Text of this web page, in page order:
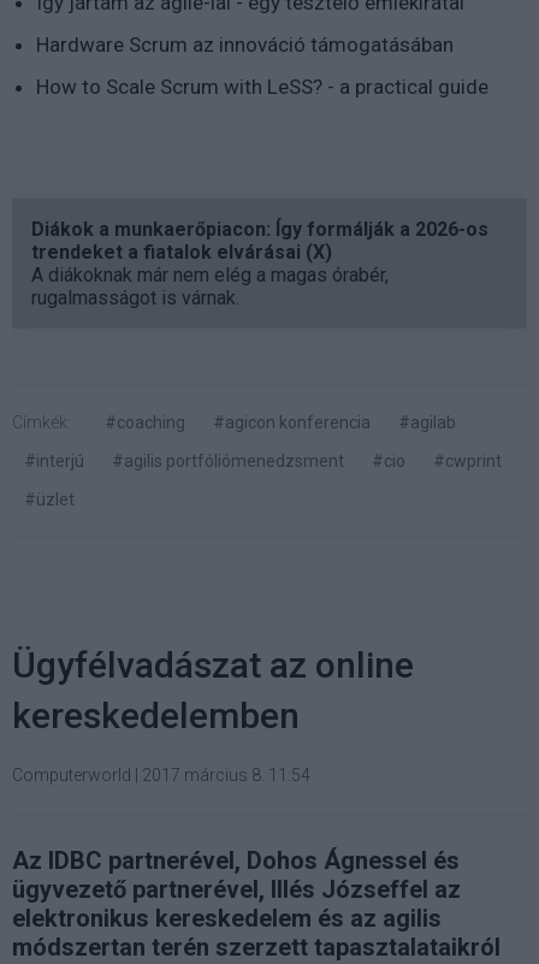
Hardware Scrum az innováció támogatásában
How to Scale Scrum with LeSS? - a practical guide
Diákok a munkaerőpiacon: Így formálják a 2026-os
trendeket a fiatalok elvárásai (X)
A diákoknak már nem elég a magas órabér,
rugalmasságot is várnak.
Címkék: #coaching #agicon konferencia
#agilab
#interjú
#agilis portfóliómenedzsment #cio
#cwprint
#üzlet
Ügyfélvadászat az online
kereskedelemben
Computerworld 2017 március 8. 11:54
Az IDBC partnerével, Dohos Ágnessel és
ügyvezető partnerével, Illés Józseffel az
elektronikus kereskedelem és az agilis
módszertan terén szerzett tapasztalataikról